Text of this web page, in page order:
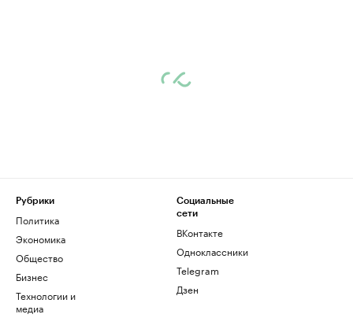
Рубрики
Политика
Экономика
Общество
Бизнес
Технологии и
медиа
Социальные
сети
ВКонтакте
Одноклассники
Telegram
Дзен